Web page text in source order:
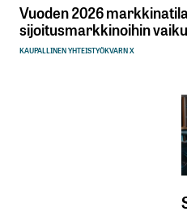
Vuoden 2026
sijoitusmarkkinoihin
KAUPALLINEN YHTEISTYÖKVARN X